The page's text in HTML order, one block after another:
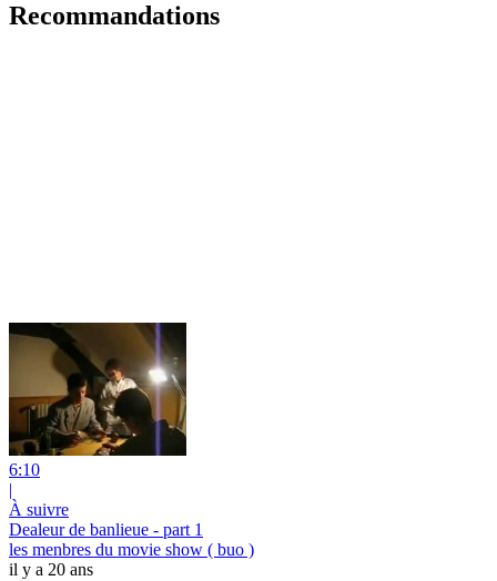
Recommandations
6:10
|
À suivre
Dealeur de banlieue - part 1
les menbres du movie show ( buo )
il y a 20 ans